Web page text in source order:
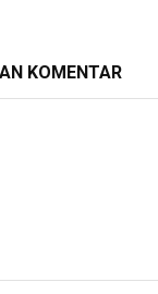
KOMENTAR